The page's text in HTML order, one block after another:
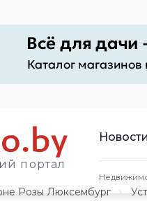
портал
Новости
Розы Люксембург